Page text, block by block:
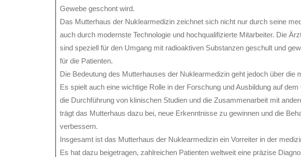
Gewebe geschont wird.
Das Mutterhaus der Nuklearmedizin zeichnet sich nicht nur durch seine
auch durch modernste Technologie und hochqualifizierte Mitarbeiter. Die
sind speziell für den Umgang mit radioaktiven Substanzen geschult und
für die Patienten.
Die Bedeutung des Mutterhauses der Nuklearmedizin geht jedoch über die
Es spielt auch eine wichtige Rolle in der Forschung und Ausbildung auf
die Durchführung von klinischen Studien und die Zusammenarbeit mit
trägt das Mutterhaus dazu bei, neue Erkenntnisse zu gewinnen und die
verbessern.
Insgesamt ist das Mutterhaus der Nuklearmedizin ein Vorreiter in der
Es hat dazu beigetragen, zahlreichen Patienten weltweit eine präzise